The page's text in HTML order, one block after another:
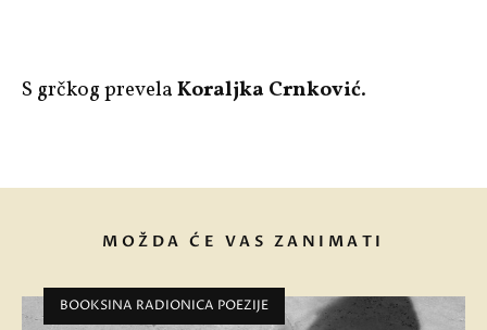
S grčkog prevelaKoraljka Crnković.
MOŽDA ĆE VAS ZANIMATI
BOOKSINA RADIONICA POEZIJE